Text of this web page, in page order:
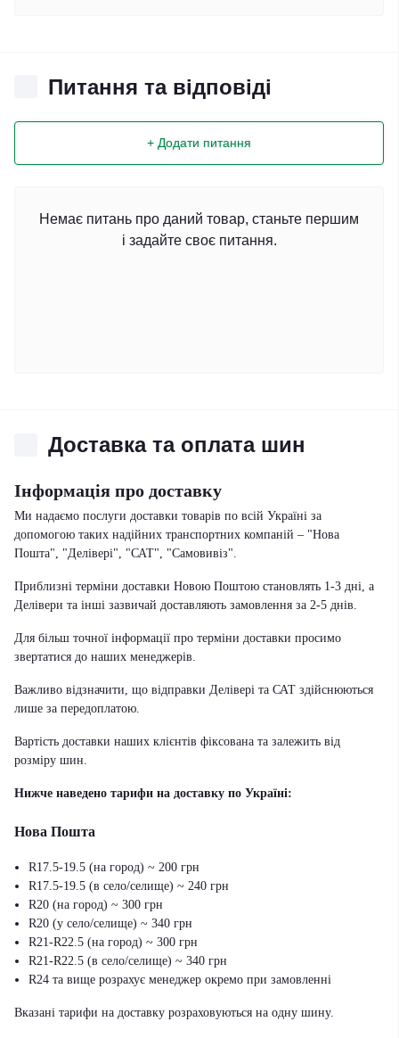
Питання та відповіді
+ Додати питання
Немає питань про даний товар, станьте першим
і задайте своє питання.
Доставка та оплата шин
Інформація про доставку
Ми надаємо послуги доставки товарів по всій Україні за
допомогою таких надійних транспортних компаній – "Нова
Пошта", "Делівері", "САТ", "Самовивіз".
Приблизні терміни доставки Новою Поштою становлять 1-3 дні, а
Делівери та інші зазвичай доставляють замовлення за 2-5 днів.
Для більш точної інформації про терміни доставки просимо
звертатися до наших менеджерів.
Важливо відзначити, що відправки Делівері та САТ здійснюються
лише за передоплатою.
Вартість доставки наших клієнтів фіксована та залежить від
розміру шин.
Нижче наведено тарифи на доставку по Україні:
Нова Пошта
R17.5-19.5 (на город) ~ 200 грн
R17.5-19.5 (в село/селище) ~ 240 грн
R20 (на город) ~ 300 грн
R20 (у село/селище) ~ 340 грн
R21-R22.5 (на город) ~ 300 грн
R21-R22.5 (в село/селище) ~ 340 грн
R24 та вище розрахує менеджер окремо при замовленні
Вказані тарифи на доставку розраховуються на одну шину.